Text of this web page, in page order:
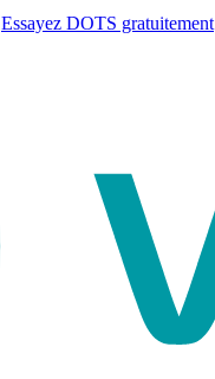
Essayez DOTS gratuitement